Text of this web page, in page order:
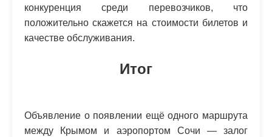
конкуренция среди перевозчиков, что
положительно скажется на стоимости билетов и
качестве обслуживания.
Итог
Объявление о появлении ещё одного маршрута
между Крымом и аэропортом Сочи — залог